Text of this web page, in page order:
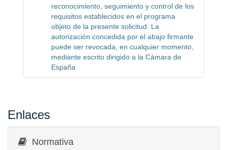
reconocimiento, seguimiento y control de los
requisitos establecidos en el programa
objeto de la presente solicitud. La
autorización concedida por el abajo firmante
puede ser revocada, en cualquier momento,
mediante escrito dirigido a la Cámara de
España
Enlaces
Normativa